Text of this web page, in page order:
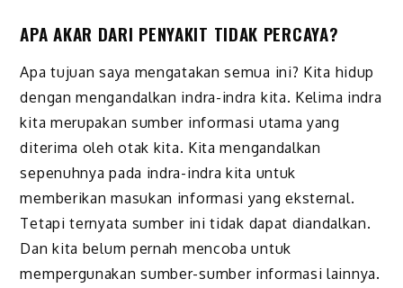
APA AKAR DARI PENYAKIT TIDAK PERCAYA?
Apa tujuan saya mengatakan semua ini? Kita hidup
dengan mengandalkan indra-indra kita. Kelima indra
kita merupakan sumber informasi utama yang
diterima oleh otak kita. Kita mengandalkan
sepenuhnya pada indra-indra kita untuk
memberikan masukan informasi yang eksternal.
Tetapi ternyata sumber ini tidak dapat diandalkan.
Dan kita belum pernah mencoba untuk
mempergunakan sumber-sumber informasi lainnya.